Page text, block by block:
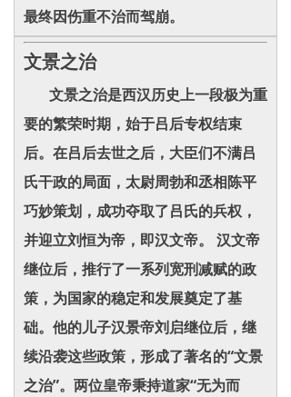
最终因伤重不治而驾崩。
文景之治
文景之治是西汉历史上一段极为重
要的繁荣时期，始于吕后专权结束
后。在吕后去世之后，大臣们不满吕
氏干政的局面，太尉周勃和丞相陈平
巧妙策划，成功夺取了吕氏的兵权，
并迎立刘恒为帝，即汉文帝。 汉文帝
继位后，推行了一系列宽刑减赋的政
策，为国家的稳定和发展奠定了基
础。他的儿子汉景帝刘启继位后，继
续沿袭这些政策，形成了著名的“文景
之治”。两位皇帝秉持道家“无为而